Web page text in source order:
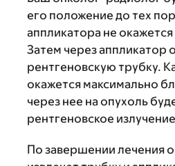
его положение до тех
аппликатора не
Затем через аппликатор
рентгеновскую трубку.
окажется максимально
через нее на опухоль
рентгеновское
По завершении лечения